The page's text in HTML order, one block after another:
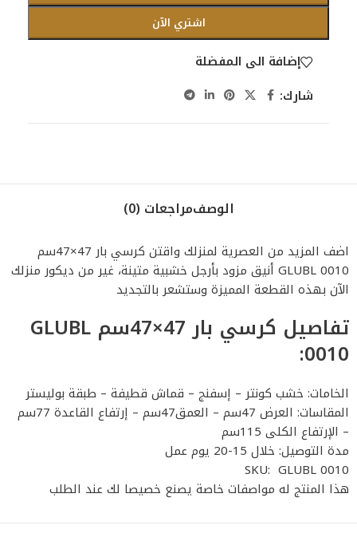
اشتري الآن
إضافة الى المفضلة
شارك:
الوصفمراجعات (0)
اضف المزيد من العصرية لمنزلك واقتن كرسي بار 47×47سم
GLUBL 0010 أنيق مزود بأرجل خشبية متينة، غير من ديكور منزلك
الآن بهذه القطعة المميزة وستشعر بالتجديد
تفاصيل كرسي بار 47×47سم GLUBL
0010:
الخامات: خشب كونتر – إسفنج – قماش قطيفة – طبقة بوليستر
المقاسات: العرض 47سم – العمق47سم – إرتفاع القاعدة 77سم
– الإرتفاع الكلى 115سم
مدة التوصيل: خلال 15-20 يوم عمل
SKU: GLUBL 0010
هذا المنتج له مواصفات خاصة يصنع خصيصا لك عند الطلب